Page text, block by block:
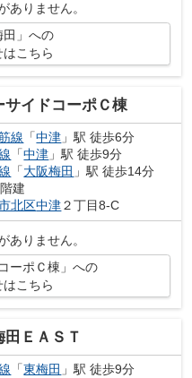
ありません。
田」への
こちら
サイドコーポＣ棟
線 「中津 」駅 徒歩6分
「中津 」駅 徒歩9分
「大阪梅田 」駅 徒歩14分
建
北区中津２丁目8-C
ありません。
ーポＣ棟」への
こちら
田ＥＡＳＴ
「東梅田 」駅 徒歩9分